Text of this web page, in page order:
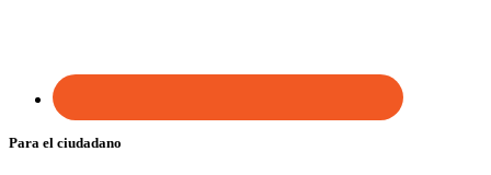
Para el ciudadano